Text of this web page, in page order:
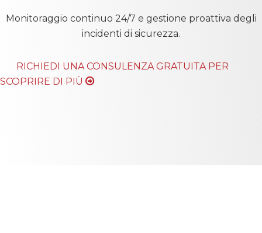
Monitoraggio continuo 24/7 e gestione proattiva degli
incidenti di sicurezza.
RICHIEDI UNA CONSULENZA GRATUITA PER
SCOPRIRE DI PIÙ